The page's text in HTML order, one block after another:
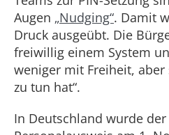
Augen „Nudging“. Damit
Druck ausgeübt. Die
freiwillig einem System
weniger mit Freiheit,
zu tun hat“.
In Deutschland wurde